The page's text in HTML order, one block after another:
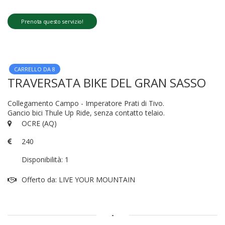
Prenota questo servizio!
CARRELLO DA 8
TRAVERSATA BIKE DEL GRAN SASSO
Collegamento Campo - Imperatore Prati di Tivo.
Gancio bici Thule Up Ride, senza contatto telaio.
OCRE (AQ)
240
Disponibilità: 1
Offerto da: LIVE YOUR MOUNTAIN
-